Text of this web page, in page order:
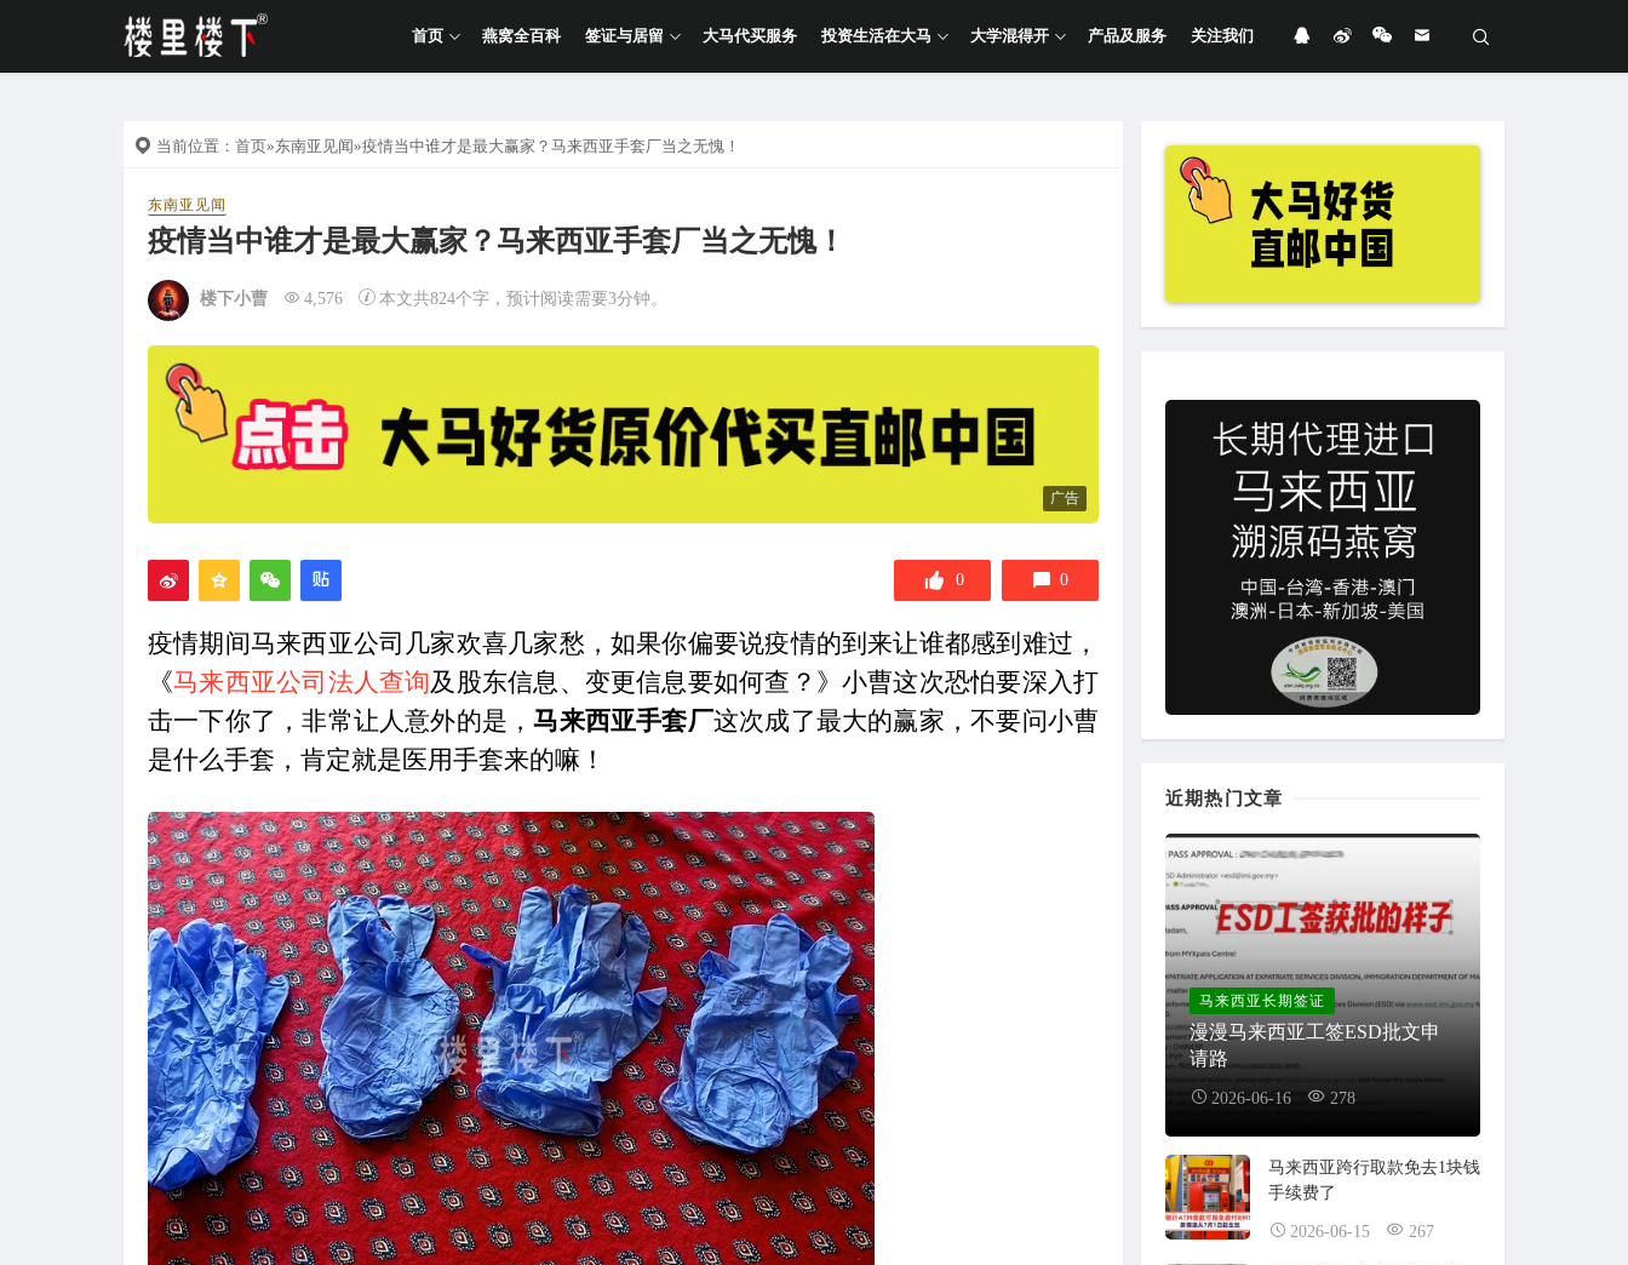
首页 燕窝全百科 签证与居留 大马代买服务 投资生活在大马 大学混得开 产品及服务 关注我们
当前位置： 首页»东南亚见闻»疫情当中谁才是最大赢家？马来西亚手套厂当之无愧！
东南亚见闻
疫情当中谁才是最大赢家？马来西亚手套厂当之无愧！
楼下小曹 4,576 本文共824个字，预计阅读需要3分钟。
广告
0 0
疫情期间马来西亚公司几家欢喜几家愁，如果你偏要说疫情的到来让谁都感到难过，
《马来西亚公司法人查询及股东信息、变更信息要如何查？》小曹这次恐怕要深入打
击一下你了，非常让人意外的是，马来西亚手套厂这次成了最大的赢家，不要问小曹
是什么手套，肯定就是医用手套来的嘛！
近期热门文章
马来西亚长期签证
漫漫马来西亚工签ESD批文申
请路
2026-06-16 278
马来西亚跨行取款免去1块钱
手续费了
2026-06-15 267